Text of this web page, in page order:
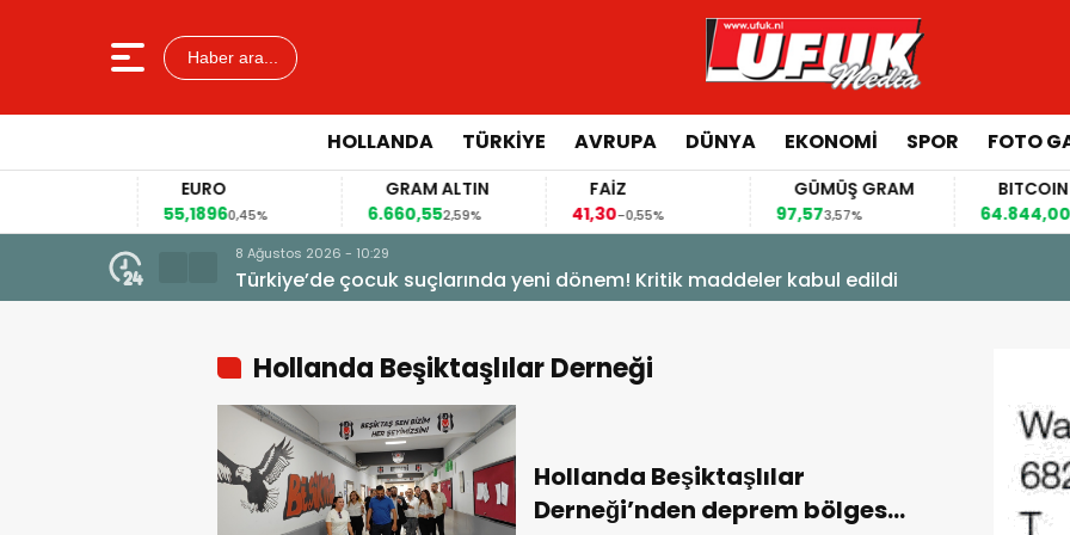
Haber ara...
HOLLANDA TÜRKIYE AVRUPA DÜNYA EKONOMI SPOR FOTO
EURO
55,18960,45%
GRAM ALTIN
6.660,552,59%
FAİZ
41,30-0,55%
GÜMÜŞ GRAM
97,573,57%
BITCOIN
64.844,00
8 Ağustos 2026 - 10:29
Türkiye’de çocuk suçlarında yeni dönem! Kritik maddeler kabul edildi
Hollanda Beşiktaşlılar Derneği
Hollanda Beşiktaşlılar
Derneği’nden deprem bölgesi